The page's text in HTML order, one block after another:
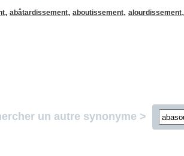
, abâtardissement, aboutissement, alourdissement,
un autre synonyme >